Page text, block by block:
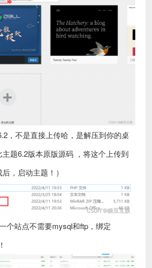
，不是直接上传哈，是解压到你的桌
题6.2版本原版源码 ，将这个上传到
，启动主题！）
个站点不需要mysql和ftp，绑定